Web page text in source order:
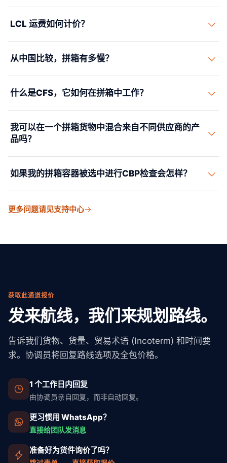
的货物与其他货运人的商品共享集装箱。仅为您使用的立
方米（CBM）付费。当您的货物低于15立方米、试验新产
品或无法填满整个集装箱时，拼箱是正确的选择。
LCL 运费如何计价？
（W/M）。标准公式：1立方米 = 1吨运费。除了按立方米
的海运费率外，还有CFS处理费、文件费和关税费。
从中国比较，拼箱有多慢？
间。额外时间来自：中国CFS处理（装货前2–5天）、合并
到集装箱、目的地CFS拆柜（船舶到达后2–5天）。
什么是CFS，它如何在拼箱中工作？
地被接收、合并到集装箱，在目的地被拆柜。在中国原地
CFS：您的货物被接收、检查并装入与其他货运人货物的
共享集装箱。
我可以在一个拼箱货物中混合来自不同供应商的产
品吗？
单票运输。我们提供“买方拼箱”——您在中国的代理从多
家工厂提取货物，运送到合作伙伴 CFS，在那里货物被拼
运输相比，这降低了运输成本。不过，每个产品线仍须在
如果我的拼箱容器被选中进行CBP检查会怎样？
该集装箱中的所有货物都受影响。VACIS X光扫描可能导
更多问题请见支持中心
获取此通道报价
发来航线，我们来规划路线。
告诉我们货物、货量、贸易术语 (Incoterm) 和时间要
求。协调员将回复路线选项及全包价格。
1 个工作日内回复
由协调员亲自回复，而非自动回复。
更习惯用 WhatsApp？
直接给团队发消息
准备好为货件询价了吗？